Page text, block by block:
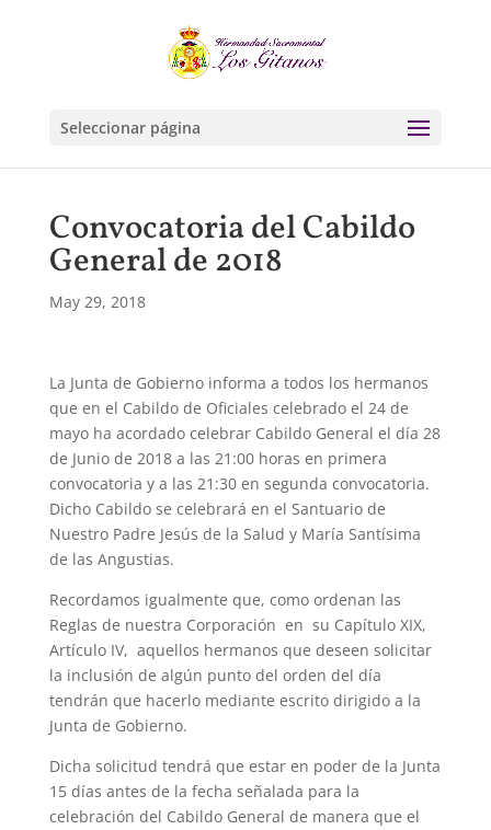
Seleccionar página
Convocatoria del Cabildo
General de 2018
May 29, 2018
La Junta de Gobierno informa a todos los hermanos
que en el Cabildo de Oficiales celebrado el 24 de
mayo ha acordado celebrar Cabildo General el día 28
de Junio de 2018 a las 21:00 horas en primera
convocatoria y a las 21:30 en segunda convocatoria.
Dicho Cabildo se celebrará en el Santuario de
Nuestro Padre Jesús de la Salud y María Santísima
de las Angustias.
Recordamos igualmente que, como ordenan las
Reglas de nuestra Corporación en su Capítulo XIX,
Artículo IV, aquellos hermanos que deseen solicitar
la inclusión de algún punto del orden del día
tendrán que hacerlo mediante escrito dirigido a la
Junta de Gobierno.
Dicha solicitud tendrá que estar en poder de la Junta
15 días antes de la fecha señalada para la
celebración del Cabildo General de manera que el